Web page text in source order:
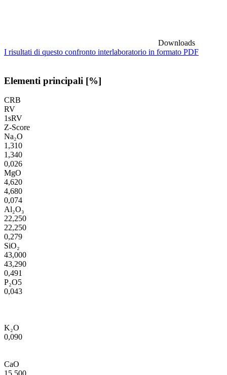
Downloads
I risultati di questo confronto interlaboratorio in formato PDF
Elementi principali [%]
CRB
RV
1sRV
Z-Score
Na₂O
1,310
1,340
0,026
MgO
4,620
4,680
0,074
Al₂O₃
22,250
22,250
0,279
SiO₂
43,000
43,290
0,491
P₂O5
0,043
K₂O
0,090
CaO